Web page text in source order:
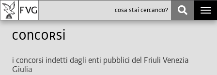
Concorsi
i concorsi indetti dagli enti pubblici del Friuli Venezia
Giulia